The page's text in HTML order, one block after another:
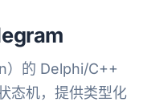
）的 Delphi/C++
态机，提供类型化